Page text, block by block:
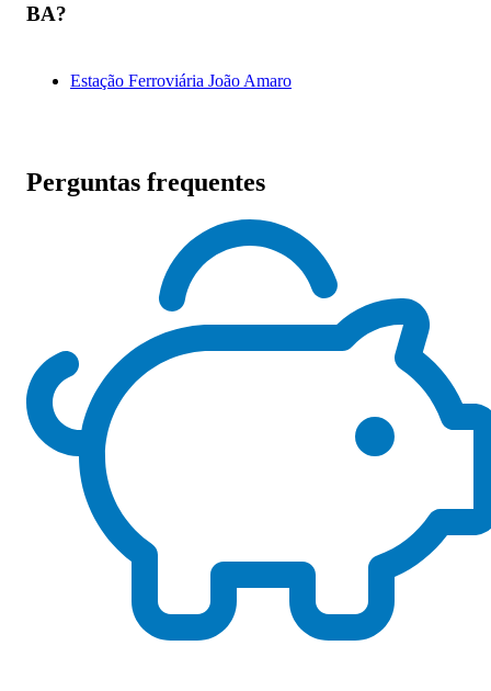
BA?
Estação Ferroviária João Amaro
Perguntas frequentes